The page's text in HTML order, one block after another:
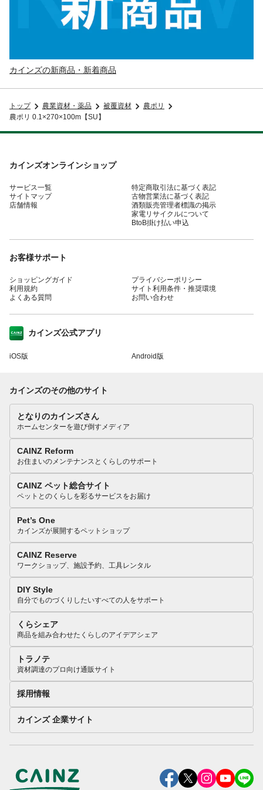
カインズの新商品・新着商品
トップ 農業資材・薬品 被覆資材
農ポリ
農ポリ 0.1×270×100m【SU】
カインズオンラインショップ
サービス一覧
サイトマップ
店舗情報
特定商取引法に基づく表記
古物営業法に基づく表記
酒類販売管理者標識の掲示
家電リサイクルについて
BtoB掛け払い申込
お客様サポート
ショッピングガイド
利用規約
よくある質問
プライバシーポリシー
サイト利用条件・推奨環境
お問い合わせ
カインズ公式アプリ
iOS版 Android版
カインズのその他のサイト
となりのカインズさん
ホームセンターを遊び倒すメディア
CAINZ Reform
お住まいのメンテナンスとくらしのサポート
CAINZ ペット総合サイト
ペットとのくらしを彩るサービスをお届け
Pet’s One
カインズが展開するペットショップ
CAINZ Reserve
ワークショップ、施設予約、工具レンタル
DIY Style
自分でものづくりしたいすべての人をサポート
くらシェア
商品を組み合わせたくらしのアイデアシェア
トラノテ
資材調達のプロ向け通販サイト
採用情報
カインズ 企業サイト